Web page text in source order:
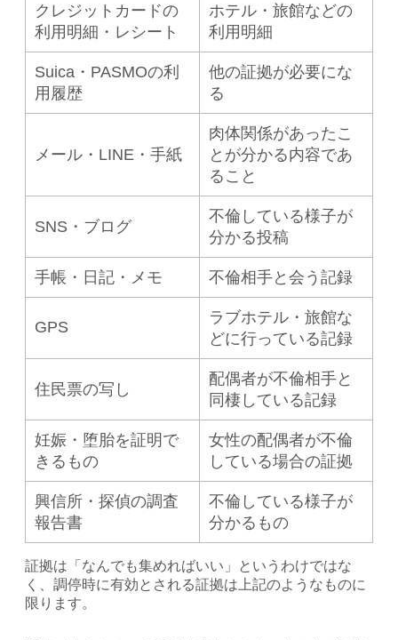
クレジットカードの
利用明細・レシート
ホテル・旅館などの
利用明細
Suica・PASMOの利
用履歴
他の証拠が必要にな
る
メール・LINE・手紙
肉体関係があったこ
とが分かる内容であ
ること
SNS・ブログ
不倫している様子が
分かる投稿
手帳・日記・メモ 不倫相手と会う記録
GPS
ラブホテル・旅館な
どに行っている記録
住民票の写し
配偶者が不倫相手と
同棲している記録
妊娠・堕胎を証明で
きるもの
女性の配偶者が不倫
している場合の証拠
興信所・探偵の調査
報告書
不倫している様子が
分かるもの
証拠は「なんでも集めればいい」というわけではな
く、調停時に有効とされる証拠は上記のようなものに
限ります。